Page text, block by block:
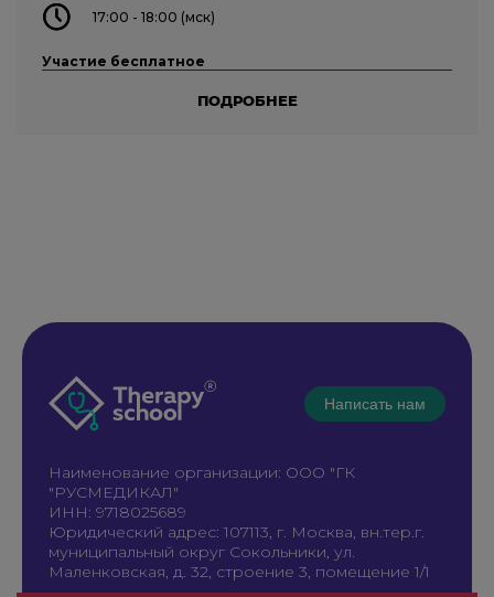
17:00 - 18:00 (мск)
Участие бесплатное
ПОДРОБНЕЕ
Написать нам
Наименование организации: ООО "ГК
"РУСМЕДИКАЛ"
ИНН: 9718025689
Юридический адрес: 107113, г. Москва, вн.тер.г.
муниципальный округ Сокольники, ул.
Маленковская, д. 32, строение 3, помещение 1/1